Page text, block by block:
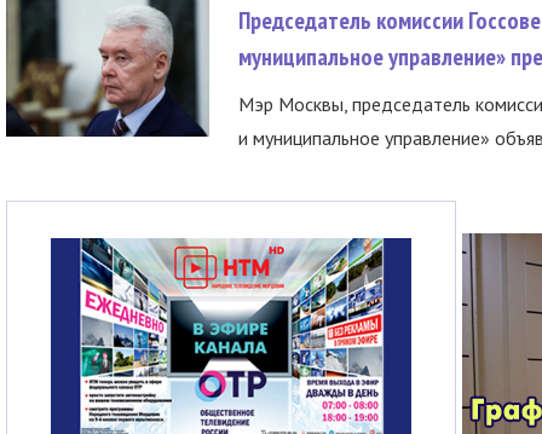
Председатель комиссии
муниципальное управление»
Мэр Москвы, председатель
и муниципальное управление»